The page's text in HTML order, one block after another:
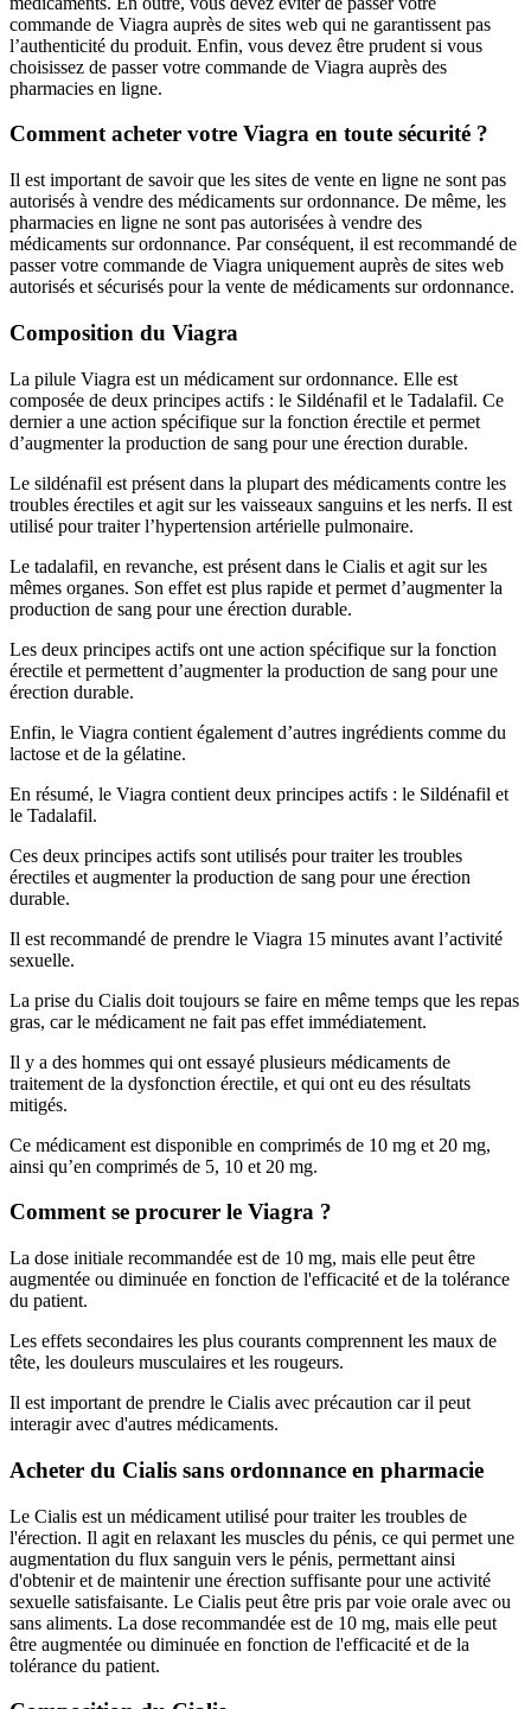
commande de Viagra auprès de sites web qui ne garantissent pas
l’authenticité du produit. Enfin, vous devez être prudent si vous
choisissez de passer votre commande de Viagra auprès des
pharmacies en ligne.
Comment acheter votre Viagra en toute sécurité ?
Il est important de savoir que les sites de vente en ligne ne sont pas
autorisés à vendre des médicaments sur ordonnance. De même, les
pharmacies en ligne ne sont pas autorisées à vendre des
médicaments sur ordonnance. Par conséquent, il est recommandé de
passer votre commande de Viagra uniquement auprès de sites web
autorisés et sécurisés pour la vente de médicaments sur ordonnance.
Composition du Viagra
La pilule Viagra est un médicament sur ordonnance. Elle est
composée de deux principes actifs : le Sildénafil et le Tadalafil. Ce
dernier a une action spécifique sur la fonction érectile et permet
d’augmenter la production de sang pour une érection durable.
Le sildénafil est présent dans la plupart des médicaments contre les
troubles érectiles et agit sur les vaisseaux sanguins et les nerfs. Il est
utilisé pour traiter l’hypertension artérielle pulmonaire.
Le tadalafil, en revanche, est présent dans le Cialis et agit sur les
mêmes organes. Son effet est plus rapide et permet d’augmenter la
production de sang pour une érection durable.
Les deux principes actifs ont une action spécifique sur la fonction
érectile et permettent d’augmenter la production de sang pour une
érection durable.
Enfin, le Viagra contient également d’autres ingrédients comme du
lactose et de la gélatine.
En résumé, le Viagra contient deux principes actifs : le Sildénafil et
le Tadalafil.
Ces deux principes actifs sont utilisés pour traiter les troubles
érectiles et augmenter la production de sang pour une érection
durable.
Il est recommandé de prendre le Viagra 15 minutes avant l’activité
sexuelle.
La prise du Cialis doit toujours se faire en même temps que les repas
gras, car le médicament ne fait pas effet immédiatement.
Il y a des hommes qui ont essayé plusieurs médicaments de
traitement de la dysfonction érectile, et qui ont eu des résultats
mitigés.
Ce médicament est disponible en comprimés de 10 mg et 20 mg,
ainsi qu’en comprimés de 5, 10 et 20 mg.
Comment se procurer le Viagra ?
La dose initiale recommandée est de 10 mg, mais elle peut être
augmentée ou diminuée en fonction de l'efficacité et de la tolérance
du patient.
Les effets secondaires les plus courants comprennent les maux de
tête, les douleurs musculaires et les rougeurs.
Il est important de prendre le Cialis avec précaution car il peut
interagir avec d'autres médicaments.
Acheter du Cialis sans ordonnance en pharmacie
Le Cialis est un médicament utilisé pour traiter les troubles de
l'érection. Il agit en relaxant les muscles du pénis, ce qui permet une
augmentation du flux sanguin vers le pénis, permettant ainsi
d'obtenir et de maintenir une érection suffisante pour une activité
sexuelle satisfaisante. Le Cialis peut être pris par voie orale avec ou
sans aliments. La dose recommandée est de 10 mg, mais elle peut
être augmentée ou diminuée en fonction de l'efficacité et de la
tolérance du patient.